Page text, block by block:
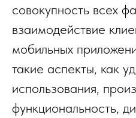
совокупность всех
взаимодействие
мобильных
такие аспекты, как
использования,
функциональность,